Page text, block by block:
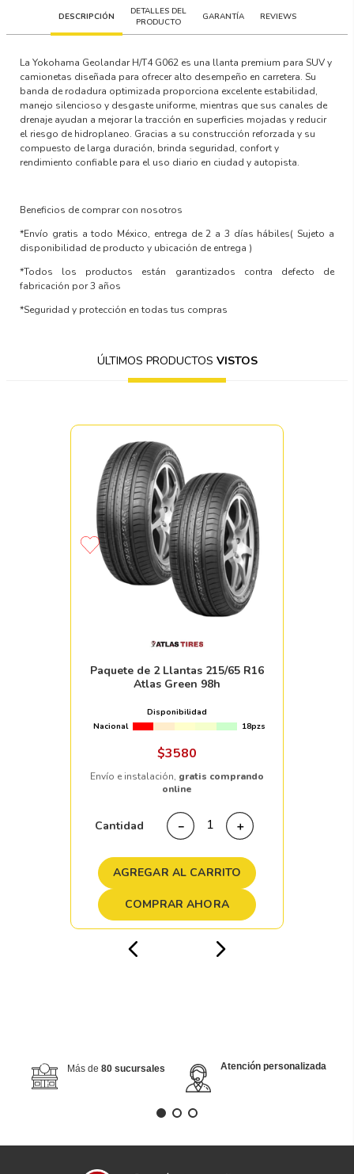
DESCRIPCIÓN
DETALLES DEL
PRODUCTO
GARANTÍA REVIEWS
La Yokohama Geolandar H/T4 G062 es una llanta premium para SUV y
camionetas diseñada para ofrecer alto desempeño en carretera. Su
banda de rodadura optimizada proporciona excelente estabilidad,
manejo silencioso y desgaste uniforme, mientras que sus canales de
drenaje ayudan a mejorar la tracción en superficies mojadas y reducir
el riesgo de hidroplaneo. Gracias a su construcción reforzada y su
compuesto de larga duración, brinda seguridad, confort y
rendimiento confiable para el uso diario en ciudad y autopista.
Beneficios de comprar con nosotros
*Envío gratis a todo México, entrega de 2 a 3 días hábiles( Sujeto a
disponibilidad de producto y ubicación de entrega )
*Todos los productos están garantizados contra defecto de
fabricación por 3 años
*Seguridad y protección en todas tus compras
ÚLTIMOS PRODUCTOS VISTOS
Paquete de 2 Llantas 215/65 R16
Atlas Green 98h
Disponibilidad
Nacional
18pzs
$3580
Envío e instalación, gratis comprando
online
Cantidad ＋
－
AGREGAR AL CARRITO
COMPRAR AHORA
Más de 80 sucursales Atención personalizada